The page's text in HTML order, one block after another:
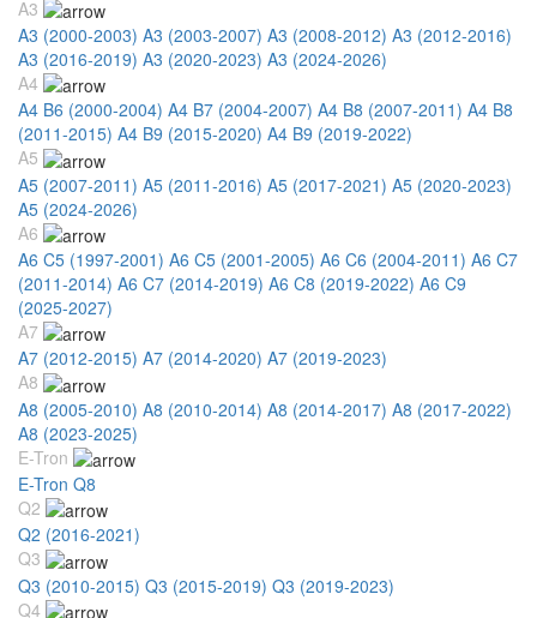
A3
A3 (2000-2003) A3 (2003-2007) A3 (2008-2012) A3 (2012-2016)
A3 (2016-2019) A3 (2020-2023) A3 (2024-2026)
A4
A4 B6 (2000-2004) A4 B7 (2004-2007) A4 B8 (2007-2011) A4 B8
(2011-2015) A4 B9 (2015-2020) A4 B9 (2019-2022)
A5
A5 (2007-2011) A5 (2011-2016) A5 (2017-2021) A5 (2020-2023)
A5 (2024-2026)
A6
A6 C5 (1997-2001) A6 C5 (2001-2005) A6 C6 (2004-2011) A6 C7
(2011-2014) A6 C7 (2014-2019) A6 C8 (2019-2022) A6 C9
(2025-2027)
A7
A7 (2012-2015) A7 (2014-2020) A7 (2019-2023)
A8
A8 (2005-2010) A8 (2010-2014) A8 (2014-2017) A8 (2017-2022)
A8 (2023-2025)
E-Tron
E-Tron Q8
Q2
Q2 (2016-2021)
Q3
Q3 (2010-2015) Q3 (2015-2019) Q3 (2019-2023)
Q4